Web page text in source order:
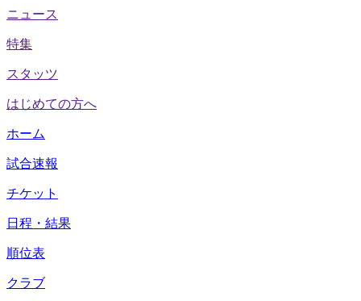
ニュース
特集
スタッツ
はじめての方へ
ホーム
試合速報
チケット
日程・結果
順位表
クラブ